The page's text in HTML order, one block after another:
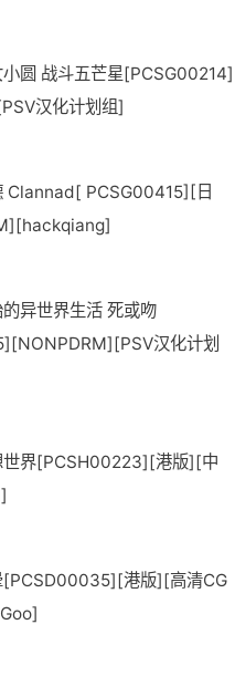
圆 战斗五芒星[PCSG00214]
汉化计划组]
Clannad[ PCSG00415][日
异世界生活 死或吻
汉化计划
界[PCSH00223][港版][中
港版][高清CG